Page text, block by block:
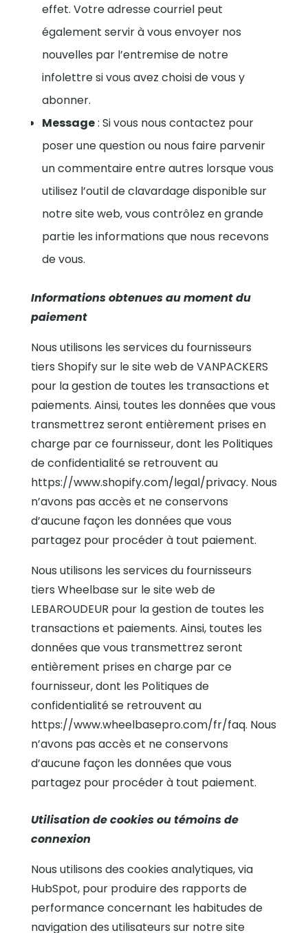
effet. Votre adresse courriel peut
également servir à vous envoyer nos
nouvelles par l’entremise de notre
infolettre si vous avez choisi de vous y
abonner.
Message: Si vous nous contactez pour
poser une question ou nous faire parvenir
un commentaire entre autres lorsque vous
utilisez l’outil de clavardage disponible sur
notre site web, vous contrôlez en grande
partie les informations que nous recevons
de vous.
Informations obtenues au moment du
paiement
Nous utilisons les services du fournisseurs
tiers Shopify sur le site web de VANPACKERS
pour la gestion de toutes les transactions et
paiements. Ainsi, toutes les données que vous
transmettrez seront entièrement prises en
charge par ce fournisseur, dont les Politiques
de confidentialité se retrouvent au
https://www.shopify.com/legal/privacy. Nous
n’avons pas accès et ne conservons
d’aucune façon les données que vous
partagez pour procéder à tout paiement.
Nous utilisons les services du fournisseurs
tiers Wheelbase sur le site web de
LEBAROUDEUR pour la gestion de toutes les
transactions et paiements. Ainsi, toutes les
données que vous transmettrez seront
entièrement prises en charge par ce
fournisseur, dont les Politiques de
confidentialité se retrouvent au
https://www.wheelbasepro.com/fr/faq. Nous
n’avons pas accès et ne conservons
d’aucune façon les données que vous
partagez pour procéder à tout paiement.
Utilisation de cookies ou témoins de
connexion
Nous utilisons des cookies analytiques, via
HubSpot, pour produire des rapports de
performance concernant les habitudes de
navigation des utilisateurs sur notre site